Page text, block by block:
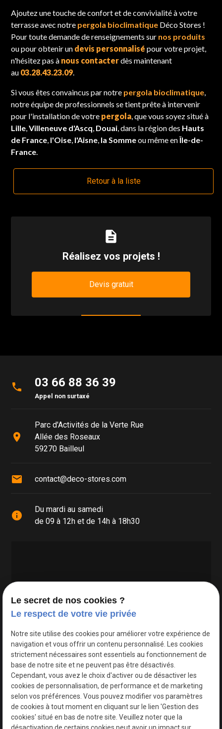
Ajoutez une touche de confort et de convivialité à votre
terrasse avec notre pergola bioclimatique Déco Stores !
Pour toute demande de renseignements sur nos produits
ou pour obtenir un devis personnalisé pour votre projet,
n'hésitez pas à nous contacterdès maintenant
au 03.28.43.23.09
Si vous êtes convaincus par notre pergola bioclimatique
notre équipe de professionnels se tient prête à intervenir
pour l'installation de votre pergola , que vous soyez situé à
Lille ,Villeneuve d'Ascq Douai , dans la région des Hauts
de France l'Oise l'Aisne la Sommeou même enÎle-de-
France
Retour à la liste
description
Réalisez vos projets !
Devis gratuit
phone 03 66 88 36 39
Appel non surtaxé
place
Parc d'Activités de la Verte Rue
Allée des Roseaux
59270 Bailleul
mail contact@deco-stores.com
info
Du mardi au samedi
de 09 à 12h et de 14h à 18h30
Google Maps Search API est désactivé.
Le secret de nos cookies ?
Le respect de votre vie privée
Notre site utilise des cookies pour améliorer votre expérience de
navigation et vous offrir un contenu personnalisé. Les cookies
strictement nécessaires sont essentiels au fonctionnement de
base de notre site et ne peuvent pas être désactivés.
Cependant, vous avez le choix d'activer ou de désactiver les
cookies de personnalisation, de performance et de marketing
selon vos préférences. Vous pouvez modifier vos paramètres
de cookies à tout moment en cliquant sur le lien 'Gestion des
cookies' situé en bas de notre site. Veuillez noter que la